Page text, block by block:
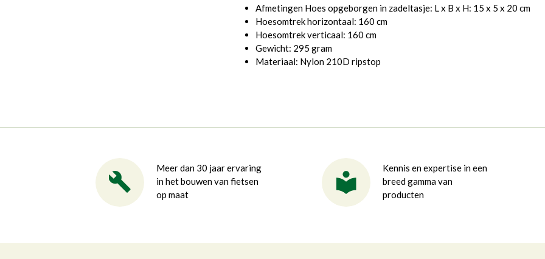
Afmetingen Hoes opgeborgen in zadeltasje: L x B x H: 15 x 5 x 20 cm
Hoesomtrek horizontaal: 160 cm
Hoesomtrek verticaal: 160 cm
Gewicht: 295 gram
Materiaal: Nylon 210D ripstop
Meer dan 30 jaar ervaring
in het bouwen van fietsen
op maat
Kennis en expertise in een
breed gamma van
producten